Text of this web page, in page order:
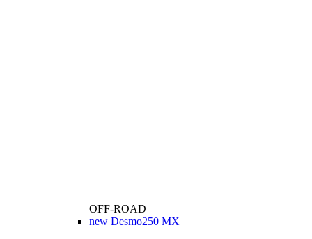
OFF-ROAD
new Desmo250 MX